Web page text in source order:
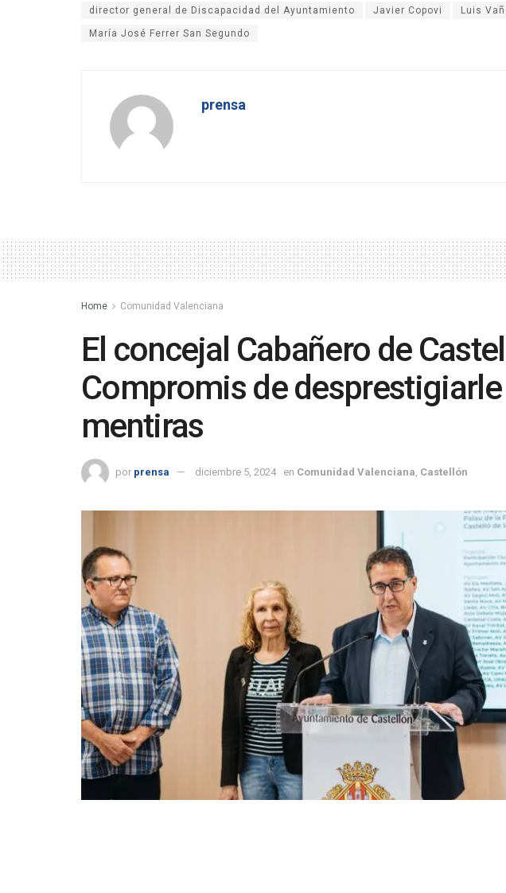
director general de Discapacidad del Ayuntamiento Javier Copovi Luis
María José Ferrer San Segundo
prensa
Home Comunidad Valenciana
El concejal Cabañero de
Compromis de
mentiras
por prensa diciembre 5, 2024 en Comunidad Valenciana Castellón